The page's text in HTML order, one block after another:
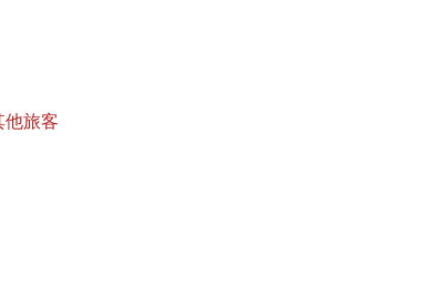
他旅客